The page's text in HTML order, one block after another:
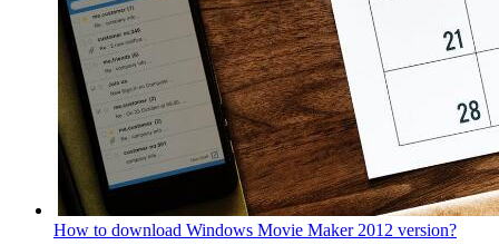
How to download Windows Movie Maker 2012 version?